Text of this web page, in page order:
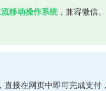
移动操作系统，兼容微信、
，直接在网页中即可完成支付